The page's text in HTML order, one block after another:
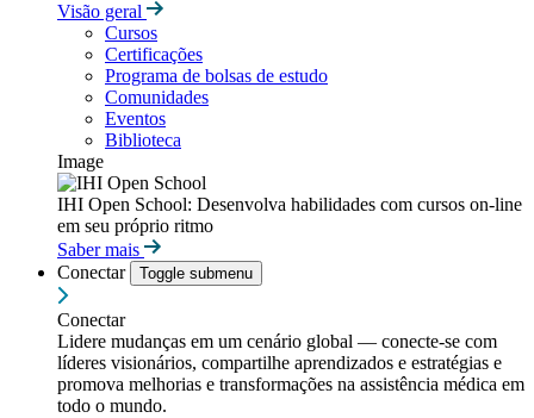
Visão geral
Cursos
Certificações
Programa de bolsas de estudo
Comunidades
Eventos
Biblioteca
Image
IHI Open School: Desenvolva habilidades com cursos on-line
em seu próprio ritmo
Saber mais
Conectar
Toggle submenu
Conectar
Lidere mudanças em um cenário global — conecte-se com
líderes visionários, compartilhe aprendizados e estratégias e
promova melhorias e transformações na assistência médica em
todo o mundo.